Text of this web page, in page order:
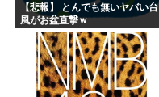
【悲報】 とんでも無いヤバい台
風がお盆直撃ｗ